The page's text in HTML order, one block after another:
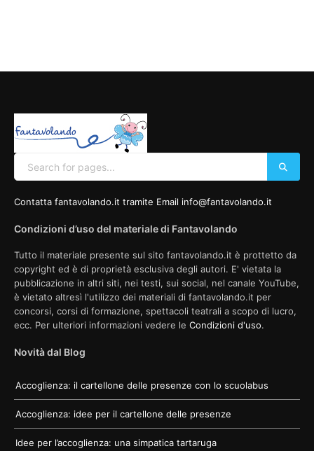
Contatta fantavolando.it tramite Email info@fantavolando.it
Condizioni d’uso del materiale di Fantavolando
Tutto il materiale presente sul sito fantavolando.it è prottetto da
copyright ed è di proprietà esclusiva degli autori. E' vietata la
pubblicazione in altri siti, nei testi, sui social, nel canale YouTube,
è vietato altresì l'utilizzo dei materiali di fantavolando.it per
concorsi, corsi di formazione, spettacoli teatrali a scopo di lucro,
ecc. Per ulteriori informazioni vedere le Condizioni d'uso.
Novità dal Blog
Accoglienza: il cartellone delle presenze con lo scuolabus
Accoglienza: idee per il cartellone delle presenze
Idee per l’accoglienza: una simpatica tartaruga